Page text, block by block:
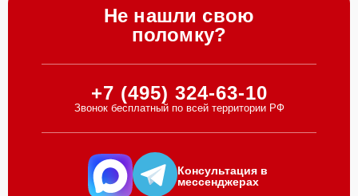
Не нашли свою
поломку?
+7 (495) 324-63-10
Звонок бесплатный по всей территории РФ
Консультация в
мессенджерах